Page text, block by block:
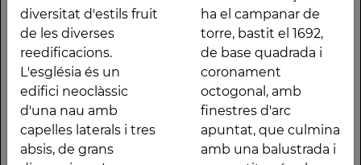
diversitat d'estils fruit
de les diverses
reedificacions.
L'església és un
edifici neoclàssic
d'una nau amb
capelles laterals i tres
absis, de grans
ha el campanar de
torre, bastit el 1692,
de base quadrada i
coronament
octogonal, amb
finestres d'arc
apuntat, que culmina
amb una balustrada i
situat en un extrem
de la població, és d'una
gran sobrietat
arquitectònica i
manifesta una
diversitat d'estils fruit
de les diverses
reedificacions.
d'estil gòtic tardà
(1530), subsistent de
l'edificació anterior.
Adossat a la façana hi
ha el campanar de
torre, bastit el 1692, de
base quadrada i
coronament